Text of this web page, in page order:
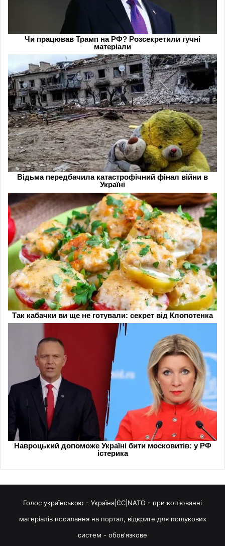
Голос українською - Україна|ЄС|NATO - при копіюванні
матеріалів посилання на портал, відкрите для пошукових
систем - обов'язкове